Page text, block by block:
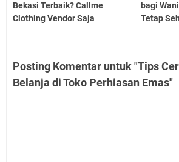
Bekasi Terbaik? Callme
Clothing Vendor Saja
bagi
Tetap
Posting Komentar untuk "Tips
Belanja di Toko Perhiasan Emas"